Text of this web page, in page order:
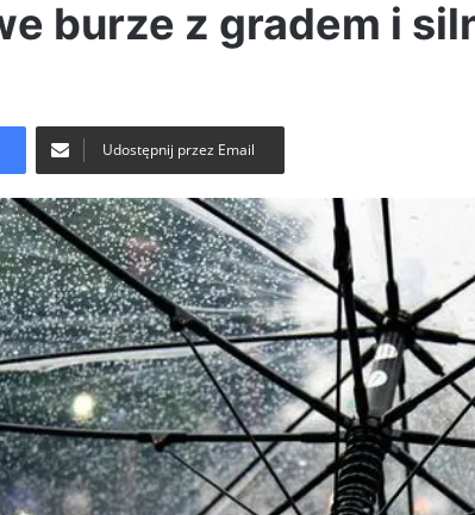
burze z gradem i
Udostępnij przez Email